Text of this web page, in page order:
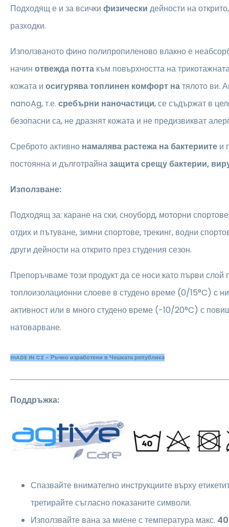
Подходящ е и за всички физически дейности на
разходки.
Използваното фино полипропиленово влакно е
начин отвежда потта към повърхността на
кожата и осигурява топлинен комфорт натялото ви.
nanoAg, т.е. сребърни наночастици, се съдържат в
безопасни са, не дразнят кожата и не предизвикват
Среброто активно намалява растежа на бактериите и
постоянна и дълготрайназащита срещу бактерии,
Използване:
Подходящ за: каране на ски, сноуборд, моторни
отдих и пътуване, зимни спортове, трекинг, водни
други дейности на открито през студения сезон.
Препоръчваме този продукт да се носи като първи
топлоизолационни слоеве в студено време (0/15°C) с
активност или в много студено време (-10/20°C) с
натоварване.
mADE IN CZ - Ръчно изработени в Чешката република
Поддръжка:
Спазвайте внимателно инструкциите върху
третирайте съгласно показаните символи.
Използвайте вана за миене с температура макс.